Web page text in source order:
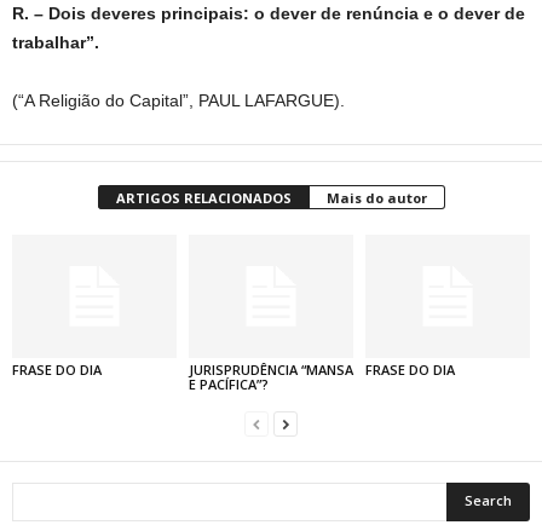
R. – Dois deveres principais: o dever de renúncia e o dever de
trabalhar”.
(“A Religião do Capital”, PAUL LAFARGUE).
ARTIGOS RELACIONADOS Mais do autor
FRASE DO DIA
JURISPRUDÊNCIA “MANSA
E PACÍFICA”?
FRASE DO DIA